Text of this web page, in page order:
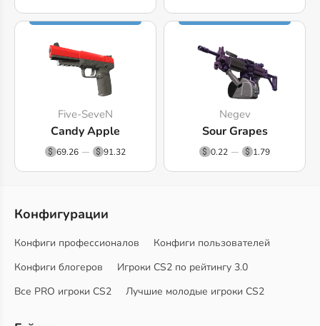
Five-SeveN
Candy Apple
69.26 91.32
Negev
Sour Grapes
0.22 1.79
Конфигурации
Конфиги профессионалов
Конфиги пользователей
Конфиги блогеров
Игроки CS2 по рейтингу 3.0
Все PRO игроки CS2
Лучшие молодые игроки CS2